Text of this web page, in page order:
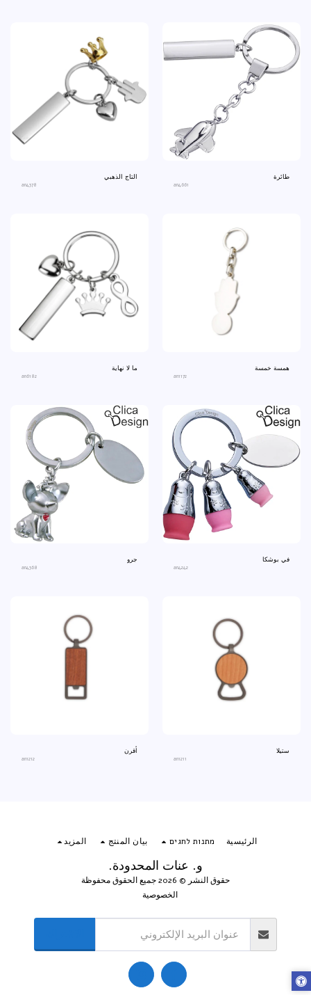
طائرة
an4661
التاج الذهبي
an4378
همسة خمسة
an1172
ما لا نهاية
an6182
في بوشكا
an4242
جرو
an4368
ستيلا
an1211
أقرن
an1212
و. عنات المحدودة.
حقوق النشر © 2026 جميع الحقوق محفوظة
الخصوصية
الرئيسية מתנות לחגים بيان المنتج المزيد